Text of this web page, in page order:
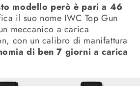
modello però è pari a 46
il suo nome IWC Top Gun
meccanico a carica
con un calibro di manifattura
di ben 7 giorni a carica